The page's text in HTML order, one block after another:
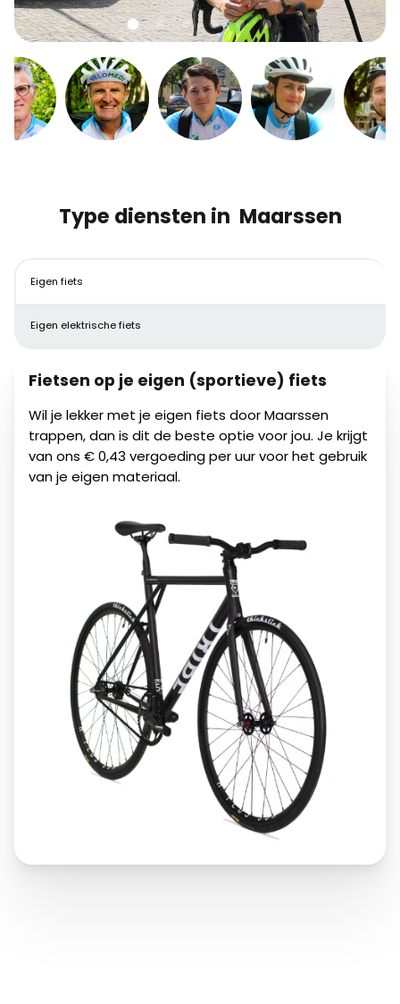
Klik om de video van YouTube's servers te downloaden en bekijken.
Type diensten in Maarssen
Eigen fiets
Eigen elektrische fiets
Fietsen op je eigen (sportieve) fiets
Wil je lekker met je eigen fiets doorMaarssen
trappen, dan is dit de beste optie voor jou. Je krijgt
van ons € 0,43 vergoeding per uur voor het gebruik
van je eigen materiaal.